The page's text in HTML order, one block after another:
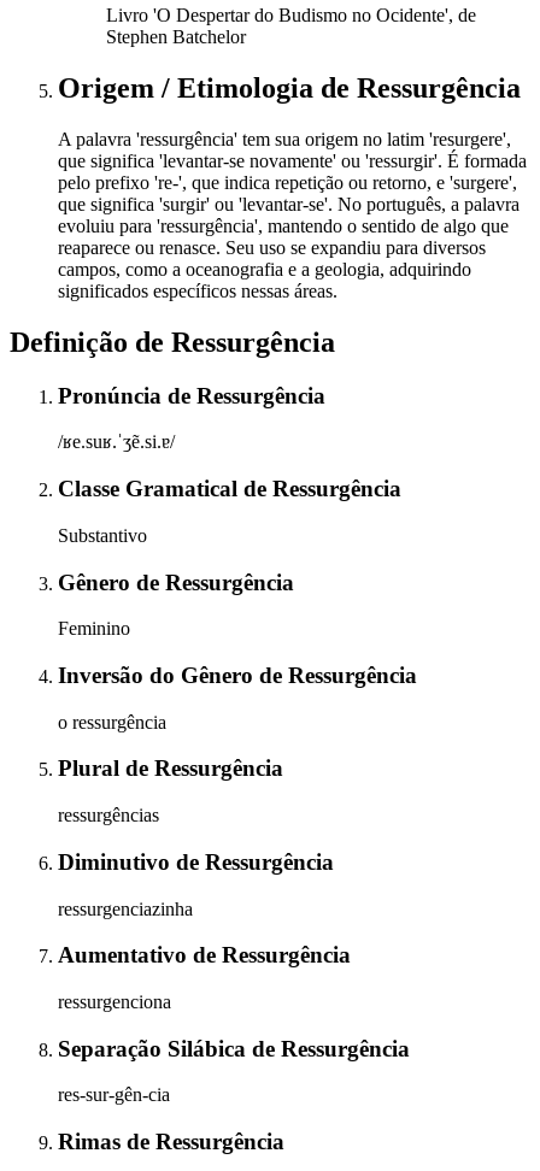
Livro 'O Despertar do Budismo no Ocidente', de
Stephen Batchelor
Origem / Etimologia de Ressurgência
A palavra 'ressurgência' tem sua origem no latim 'resurgere',
que significa 'levantar-se novamente' ou 'ressurgir'. É formada
pelo prefixo 're-', que indica repetição ou retorno, e 'surgere',
que significa 'surgir' ou 'levantar-se'. No português, a palavra
evoluiu para 'ressurgência', mantendo o sentido de algo que
reaparece ou renasce. Seu uso se expandiu para diversos
campos, como a oceanografia e a geologia, adquirindo
significados específicos nessas áreas.
Definição de Ressurgência
Pronúncia de Ressurgência
/ʁe.suʁ.ˈʒẽ.si.ɐ/
Classe Gramatical de Ressurgência
Substantivo
Gênero de Ressurgência
Feminino
Inversão do Gênero de Ressurgência
o ressurgência
Plural de Ressurgência
ressurgências
Diminutivo de Ressurgência
ressurgenciazinha
Aumentativo de Ressurgência
ressurgenciona
Separação Silábica de Ressurgência
res-sur-gên-cia
Rimas de Ressurgência